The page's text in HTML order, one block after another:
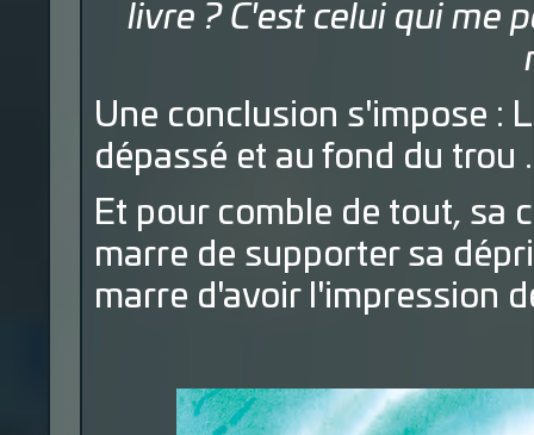
livre ? C'est celui qui me
Une conclusion s'impose :
dépassé et au fond du trou
Et pour comble de tout, sa
marre de supporter sa
marre d'avoir l'impression